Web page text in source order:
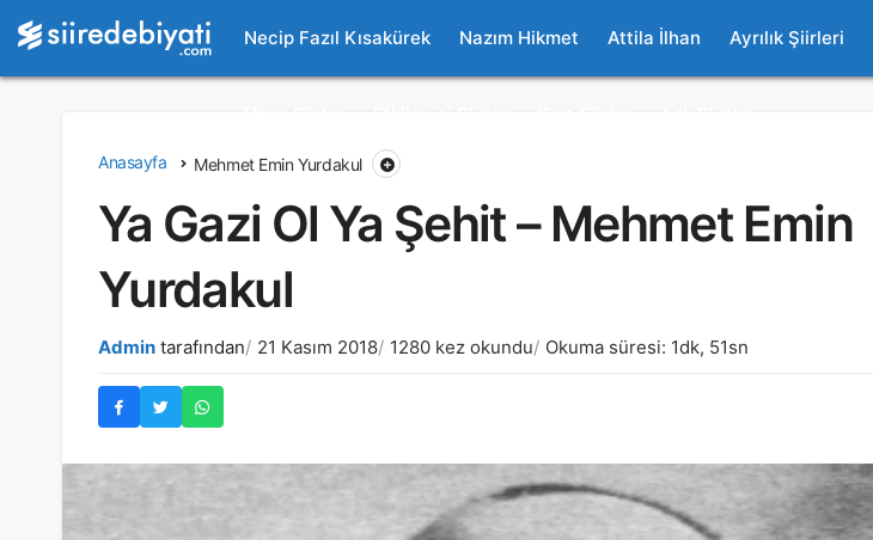
Necip Fazıl Kısakürek Nazım Hikmet Attila İlhan Ayrılık Şiirleri
Anasayfa Mehmet Emin Yurdakul
Ya Gazi Ol Ya Şehit – Mehmet Emin
Yurdakul
Admin tarafından 21 Kasım 2018 1280 kez okundu Okuma süresi: 1dk, 51sn